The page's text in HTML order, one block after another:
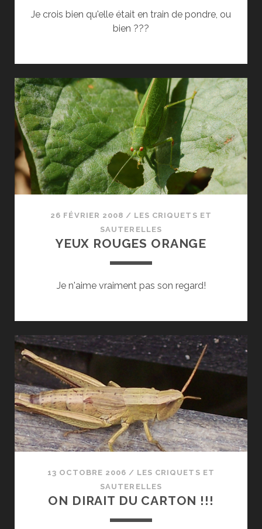
Je crois bien qu'elle était en train de pondre, ou
bien ???
26 FÉVRIER 2008 / LES CRIQUETS ET
SAUTERELLES
YEUX ROUGES ORANGE
Je n'aime vraiment pas son regard!
13 OCTOBRE 2006 / LES CRIQUETS ET
SAUTERELLES
ON DIRAIT DU CARTON !!!